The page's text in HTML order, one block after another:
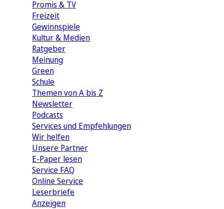
Promis & TV
Freizeit
Gewinnspiele
Kultur & Medien
Ratgeber
Meinung
Green
Schule
Themen von A bis Z
Newsletter
Podcasts
Services und Empfehlungen
Wir helfen
Unsere Partner
E-Paper lesen
Service FAQ
Online Service
Leserbriefe
Anzeigen